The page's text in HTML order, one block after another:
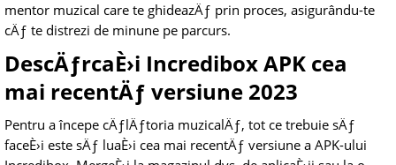
mentor muzical care te ghideazÄƒ prin proces, asigurându-te
cÄƒ te distrezi de minune pe parcurs.
DescÄƒrcaÈ›i Incredibox APK cea
mai recentÄƒ versiune 2023
Pentru a începe cÄƒlÄƒtoria muzicalÄƒ, tot ce trebuie sÄƒ
faceÈ›i este sÄƒ luaÈ›i cea mai recentÄƒ versiune a APK-ului